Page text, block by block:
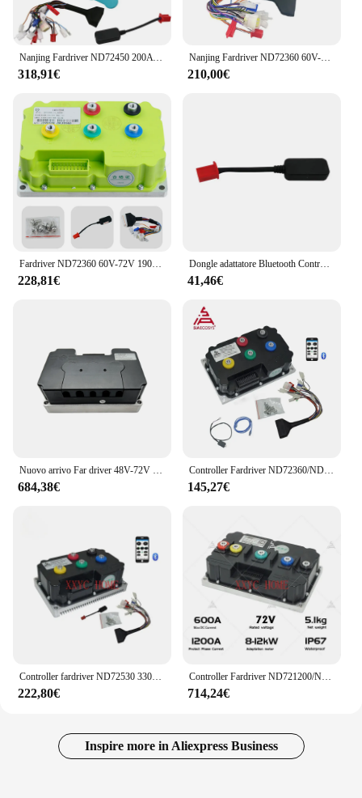
318,91€
Nanjing Fardriver ND72360 60V-72V 190A DC onda sinusoidale scooter elettrico scooter Bluetooth debug programmazione controller del motore
210,00€
228,81€
Dongle adattatore Bluetooth Controller Fardriver per APP Android e IOS
41,46€
684,38€
Controller Fardriver ND72360/ND84360/ND96360 360A per moto elettrica 3-4kw ed Ebike con adattatore Bluetooth
145,27€
222,80€
Controller Fardriver ND721200/ND841200/ND961200 1200A con adattatore Bluetooth per moto elettrica ad alta potenza 8-12KW
714,24€
Inspire more in Aliexpress Business